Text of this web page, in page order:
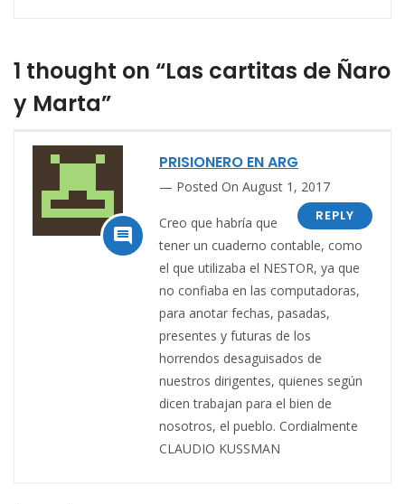
1 thought on “Las cartitas de Ñaro
y Marta”

PRISIONERO EN ARG
Posted On August 1, 2017
REPLY
Creo que habría que
tener un cuaderno contable, como
el que utilizaba el NESTOR, ya que
no confiaba en las computadoras,
para anotar fechas, pasadas,
presentes y futuras de los
horrendos desaguisados de
nuestros dirigentes, quienes según
dicen trabajan para el bien de
nosotros, el pueblo. Cordialmente
CLAUDIO KUSSMAN